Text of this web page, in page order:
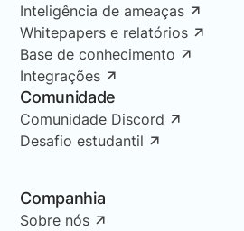
Inteligência de ameaças
Whitepapers e relatórios
Base de conhecimento
Integrações
Comunidade
Comunidade Discord
Desafio estudantil
Companhia
Sobre nós